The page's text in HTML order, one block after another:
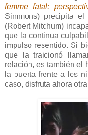
femme fatal:
Simmons) precipita
(Robert Mitchum)
que la continua
impulso resentido. Si
que la traicionó
relación, es también el
la puerta frente a los
caso, disfruta ahora otra